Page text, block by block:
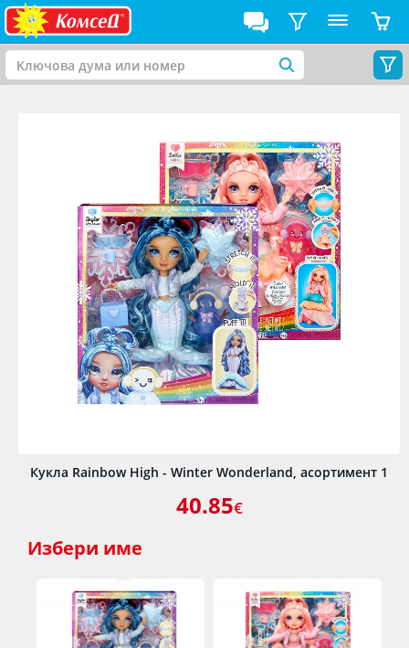
Кукла Rainbow High - Winter Wonderland, асортимент 1
40.85€
Избери име